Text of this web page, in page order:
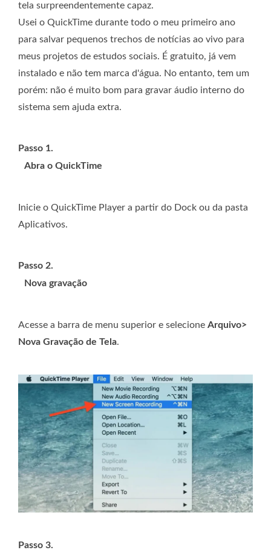
tela surpreendentemente capaz.
Usei o QuickTime durante todo o meu primeiro ano
para salvar pequenos trechos de notícias ao vivo para
meus projetos de estudos sociais. É gratuito, já vem
instalado e não tem marca d'água. No entanto, tem um
porém: não é muito bom para gravar áudio interno do
sistema sem ajuda extra.
Passo 1.
Abra o QuickTime
Inicie o QuickTime Player a partir do Dock ou da pasta
Aplicativos.
Passo 2.
Nova gravação
Acesse a barra de menu superior e selecione Arquivo>
Nova Gravação de Tela.
Passo 3.